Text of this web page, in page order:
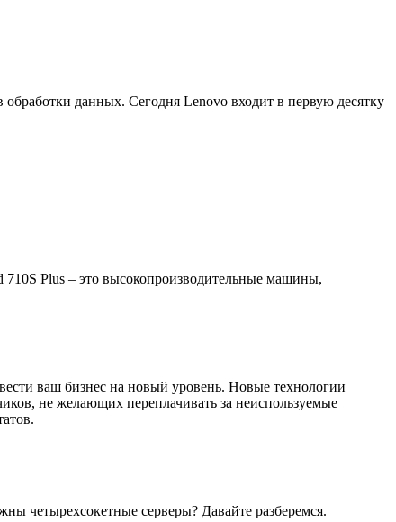
данных. Сегодня Lenovo входит в первую десятку
710S Plus – это высокопроизводительные машины,
ваш бизнес на новый уровень. Новые технологии
не желающих переплачивать за неиспользуемые
четырехсокетные серверы? Давайте разберемся.